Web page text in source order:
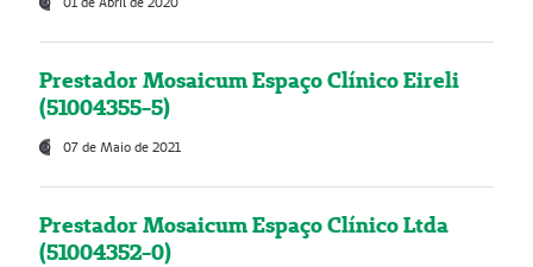
Prestador Mosaicum Espaço Clínico Eireli
(51004355-5)
07 de Maio de 2021
Prestador Mosaicum Espaço Clínico Ltda
(51004352-0)